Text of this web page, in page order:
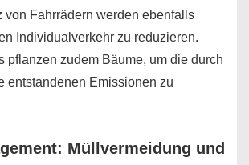
von Fahrrädern werden ebenfalls
Individualverkehr zu reduzieren.
pflanzen zudem Bäume, um die durch
entstandenen Emissionen zu
Müllvermeidung und